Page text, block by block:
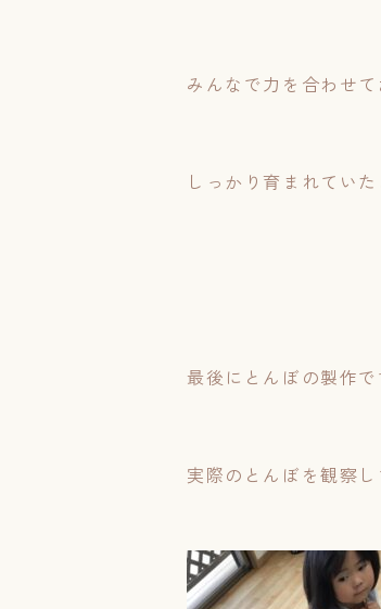
みんなで力を合わせ
しっかり育まれてい
最後にとんぼの製作
実際のとんぼを観察